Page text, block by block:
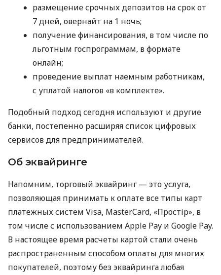
размещение срочных депозитов на срок от
7 дней, овернайт на 1 ночь;
получение финансирования, в том числе по
льготным госпрограммам, в формате
онлайн;
проведение выплат наемным работникам,
с уплатой налогов «в комплекте».
Подобный подход сегодня используют и другие
банки, постепенно расширяя список цифровых
сервисов для предпринимателей.
Об эквайринге
Напомним, торговый эквайринг — это услуга,
позволяющая принимать к оплате все типы карт
платежных систем Visa, MasterCard, «Простір», в
том числе с использованием Apple Pay и Google Pay.
В настоящее время расчеты картой стали очень
распространенным способом оплаты для многих
покупателей, поэтому без эквайринга любая